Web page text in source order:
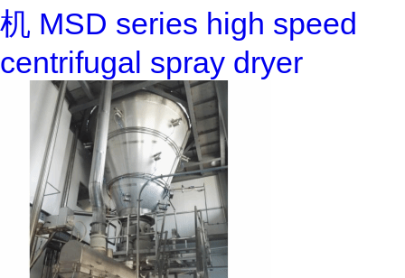
机 MSD series high speed
centrifugal spray dryer